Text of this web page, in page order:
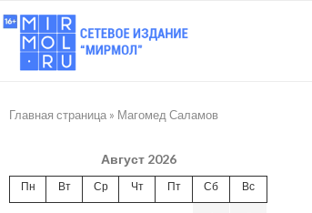
Главная страница » Магомед Саламов
Август 2026
Пн Вт Ср Чт Пт Сб Вс